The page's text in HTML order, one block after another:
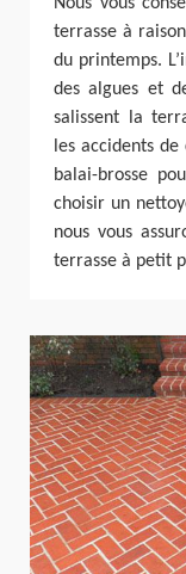
terrasse à
du printemps.
des algues et
salissent la
les accidents
balai-brosse
choisir un
nous vous
terrasse à petit